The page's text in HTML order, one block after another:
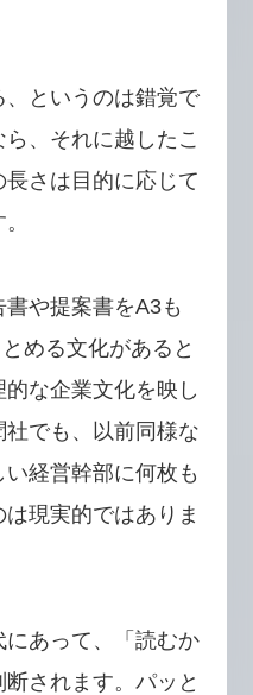
というのは錯覚で
、それに越したこ
さは目的に応じて
書や提案書をA3も
める文化があると
な企業文化を映し
でも、以前同様な
経営幹部に何枚も
現実的ではありま
あって、「読むか
されます。パッと